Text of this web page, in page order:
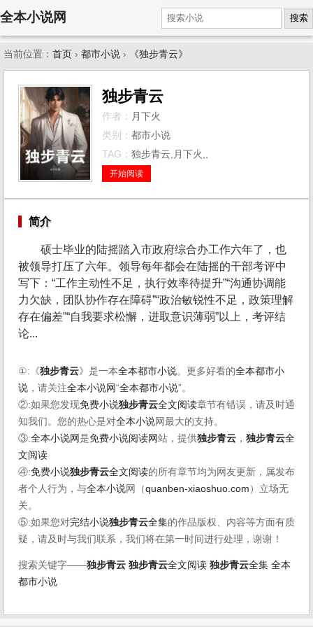
全本小说网 搜索
当前位置： 首页 › 都市小说 › 《独步青云》
独步青云
作者： 月下火
类别： 都市小说
TAG： 独步青云,月下火,,
开始阅读
简介
硕士毕业的陆摇踏入市政府综合办工作六年了，也
被领导打压了六年。领导每年都会在陆摇的干部考评中
写下：“工作主动性不足，执行效率待提升”“沟通协调能
力欠缺，团队协作存在障碍”“政治敏锐性不足，政策理解
存在偏差”“自我要求松懈，进取意识薄弱”以上，考评结
论...
①:《独步青云》是一本全本都市小说。更多好看的全本都市小
说 ，请关注全本小说网“全本都市小说”。
②:如果您发现免费小说独步青云全文阅读章节有错误，请及时通
知我们。您的热心是对全本小说网最大的支持。
③:全本小说网是免费小说阅读网站，提供独步青云 ， 独步青云全
文阅读
④:免费小说独步青云全文阅读的所有章节均为网友更新，属发布
者个人行为，与全本小说网（quanben-xiaoshuo.com ）立场无
关。
⑤:如果您对完结小说独步青云全集的作品版权、内容等方面有质
疑，请及时与我们联系，我们将在第一时间进行处理，谢谢！
搜索关键字——独步青云 独步青云全文阅读 独步青云全集 全本
都市小说